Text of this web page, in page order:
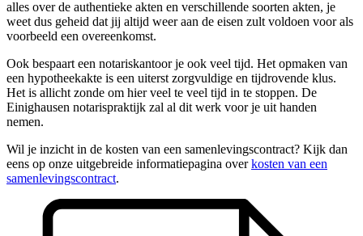
alles over de authentieke akten en verschillende soorten akten, je
weet dus geheid dat jij altijd weer aan de eisen zult voldoen voor als
voorbeeld een overeenkomst.
Ook bespaart een notariskantoor je ook veel tijd. Het opmaken van
een hypotheekakte is een uiterst zorgvuldige en tijdrovende klus.
Het is allicht zonde om hier veel te veel tijd in te stoppen. De
Einighausen notarispraktijk zal al dit werk voor je uit handen
nemen.
Wil je inzicht in de kosten van een samenlevingscontract? Kijk dan
eens op onze uitgebreide informatiepagina overkosten van een
samenlevingscontract.